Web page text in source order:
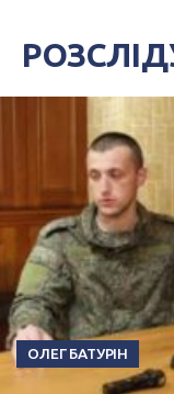
ОЛЕГ БАТУРІН